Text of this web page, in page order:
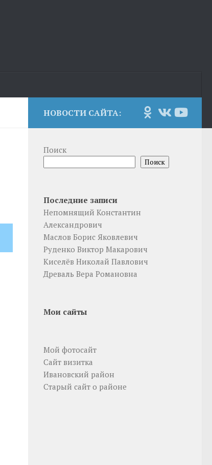
НОВОСТИ САЙТА:
Поиск
Поиск
Последние записи
Непомнящий Константин
Александрович
Маслов Борис Яковлевич
Руденко Виктор Макарович
Киселёв Николай Павлович
Древаль Вера Романовна
Мои сайты
Мой фотосайт
Сайт визитка
Ивановский район
Старый сайт о районе